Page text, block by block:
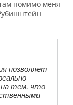
помимо меня
позволяет
тем, что